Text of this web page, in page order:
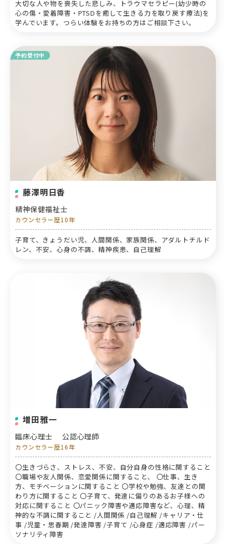
大切な人や物を喪失した悲しみ、トラウマセラピー(幼少時の
心の傷・愛着障害・PTSDを癒して生きる力を取り戻す療法)を
学んでいます。つらい体験をお持ちの方はご相談下さい。
予約受付中
藤澤明日香
精神保健福祉士
カウンセラー歴10年
子育て、きょうだい児、人間関係、家族関係、アダルトチルド
レン、不安、心身の不調、精神疾患、自己理解
増田雅一
臨床心理士 公認心理師
カウンセラー歴16年
〇生きづらさ、ストレス、不安、自分自身の性格に関すること
〇職場や友人関係、恋愛関係に関すること、 〇仕事、生き
方、モチベーションに関すること 〇学校や勉強、友達との関
わり方に関すること 〇子育て、発達に偏りのあるお子様への
対応に関すること 〇パニック障害や適応障害など、心理、精
神的な不調に関すること /人間関係 /自己理解 /キャリア・仕
事 /児童・思春期 /発達障害 /子育て /心身症 /適応障害 /パー
ソナリティ障害